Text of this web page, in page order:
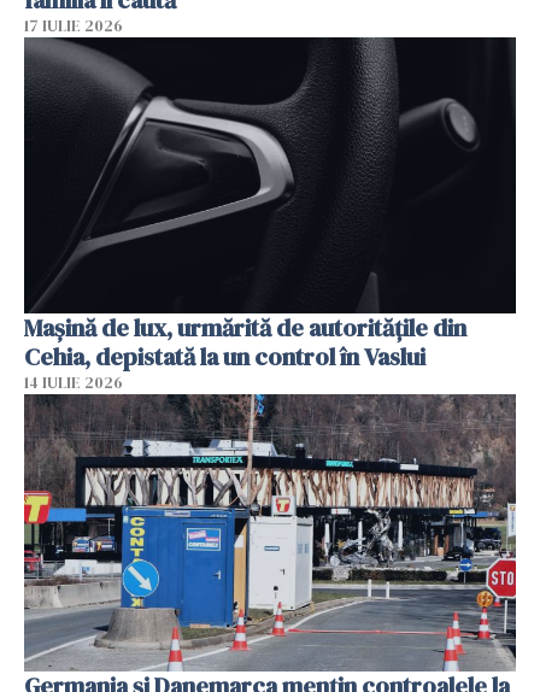
17 IULIE 2026
Mașină de lux, urmărită de autoritățile din
Cehia, depistată la un control în Vaslui
14 IULIE 2026